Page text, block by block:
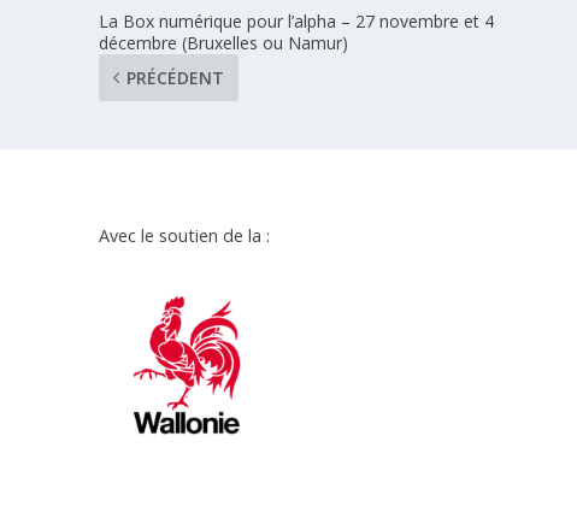
La Box numérique pour l’alpha – 27 novembre et 4
décembre (Bruxelles ou Namur)
PRÉCÉDENT
Avec le soutien de la :